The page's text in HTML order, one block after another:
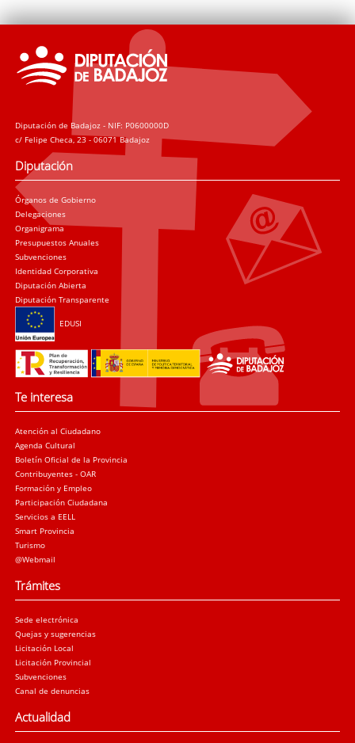
Diputación de Badajoz - NIF: P0600000D
c/ Felipe Checa, 23 - 06071 Badajoz
Diputación
Órganos de Gobierno
Delegaciones
Organigrama
Presupuestos Anuales
Subvenciones
Identidad Corporativa
Diputación Abierta
Diputación Transparente
EDUSI
Te interesa
Atención al Ciudadano
Agenda Cultural
Boletín Oficial de la Provincia
Contribuyentes - OAR
Formación y Empleo
Participación Ciudadana
Servicios a EELL
Smart Provincia
Turismo
@Webmail
Trámites
Sede electrónica
Quejas y sugerencias
Licitación Local
Licitación Provincial
Subvenciones
Canal de denuncias
Actualidad